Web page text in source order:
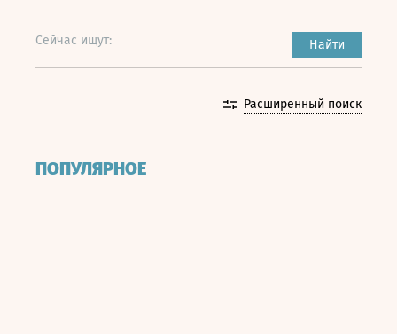
Сейчас ищут: Найти
Расширенный поиск
ПОПУЛЯРНОЕ